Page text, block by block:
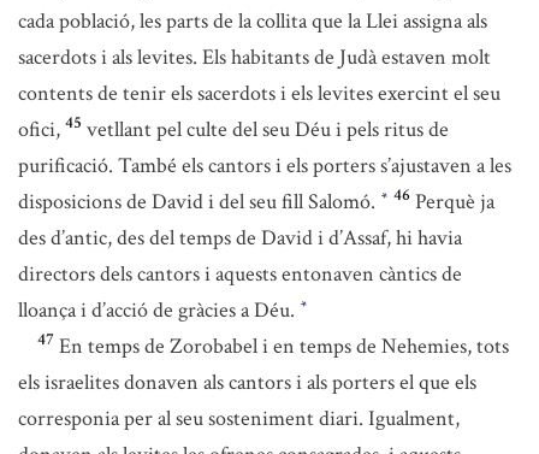
cada població, les parts de la collita que la Llei assigna als
sacerdots i als levites. Els habitants de Judà estaven molt
contents de tenir els sacerdots i els levites exercint el seu
ofici, 45 vetllant pel culte del seu Déu i pels ritus de
purificació. També els cantors i els porters s’ajustaven a les
disposicions de David i del seu fill Salomó. * 46 Perquè ja
des d’antic, des del temps de David i d’Assaf, hi havia
directors dels cantors i aquests entonaven càntics de
lloança i d’acció de gràcies a Déu. *
47 En temps de Zorobabel i en temps de Nehemies, tots
els israelites donaven als cantors i als porters el que els
corresponia per al seu sosteniment diari. Igualment,